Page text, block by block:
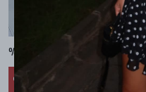
% ₺ 1,609.99